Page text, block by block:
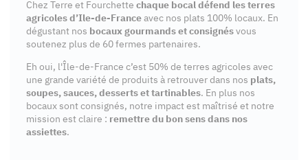
Chez Terre et Fourchette chaque bocal défend les terres
agricoles d’Ile-de-Franceavec nos plats 100% locaux. En
dégustant nos bocaux gourmands et consignésvous
soutenez plus de 60 fermes partenaires.
Eh oui, l'Île-de-France c’est 50% de terres agricoles avec
une grande variété de produits à retrouver dans nos plats,
soupes, sauces, desserts et tartinables. En plus nos
bocaux sont consignés, notre impact est maîtrisé et notre
mission est claire : remettre du bon sens dans nos
assiettes.